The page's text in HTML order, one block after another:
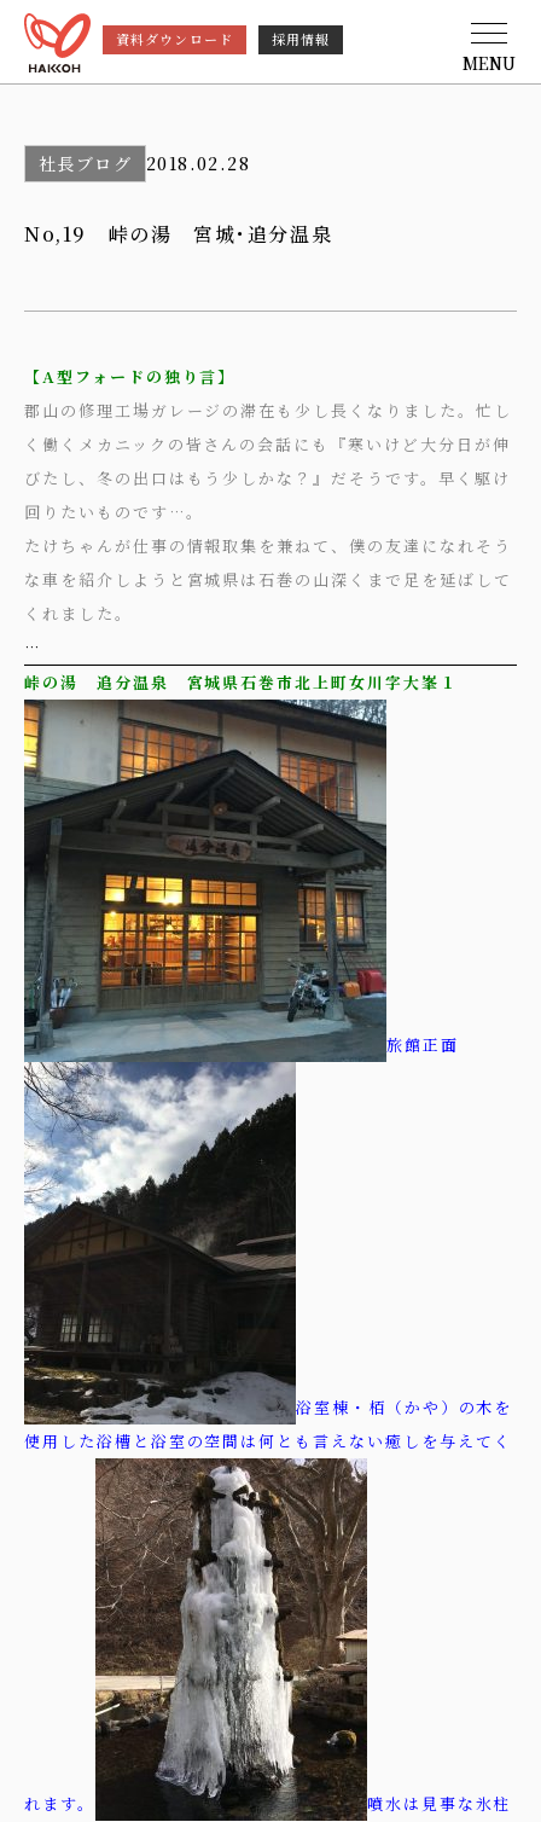
資料ダウンロード 採用情報
MENU
社長ブログ 2018.02.28
No,19 峠の湯 宮城･追分温泉
【A型フォードの独り言】
郡山の修理工場ガレージの滞在も少し長くなりました。忙し
く働くメカニックの皆さんの会話にも『寒いけど大分日が伸
びたし、冬の出口はもう少しかな？』だそうです。早く駆け
回りたいものです…。
たけちゃんが仕事の情報取集を兼ねて、僕の友達になれそう
な車を紹介しようと宮城県は石巻の山深くまで足を延ばして
くれました。
…
峠の湯 追分温泉 宮城県石巻市北上町女川字大峯１
旅館正面
浴室棟・栢（かや）の木を
使用した浴槽と浴室の空間は何とも言えない癒しを与えてく
れます。
噴水は見事な氷柱